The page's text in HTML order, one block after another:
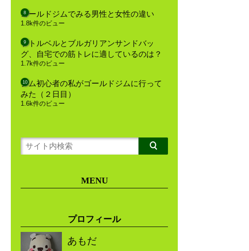
ゴールドジムでみる男性と女性の違い
1.8k件のビュー
ケトルベルとブルガリアンサンドバッ
グ、自宅での筋トレに適しているのは？
1.7k件のビュー
ジム初心者の私がゴールドジムに行って
みた（２日目）
1.6k件のビュー
MENU
プロフィール
あもだ